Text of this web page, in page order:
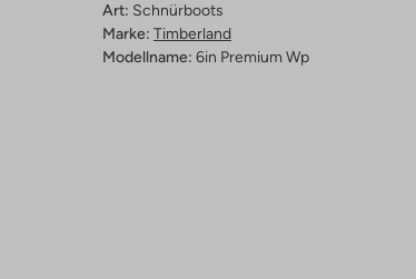
Art: Schnürboots
Marke: Timberland
Modellname: 6in Premium Wp